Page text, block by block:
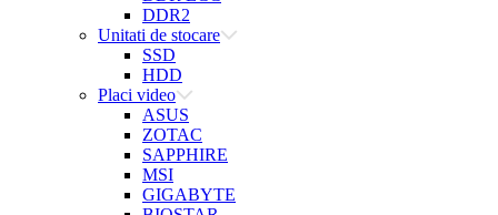
DDR2
Unitati de stocare
SSD
HDD
Placi video
ASUS
ZOTAC
SAPPHIRE
MSI
GIGABYTE